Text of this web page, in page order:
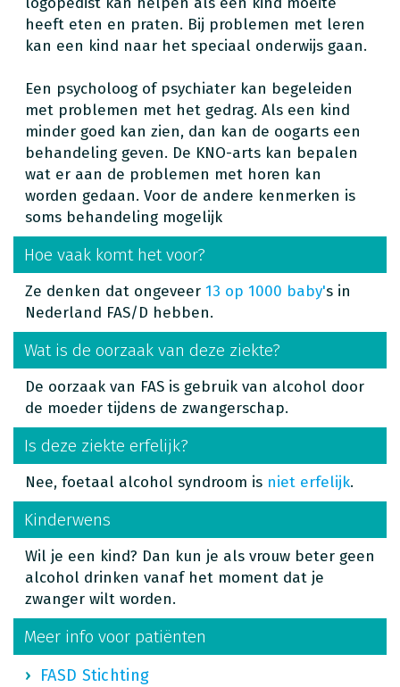
heeft eten en praten. Bij problemen met leren
kan een kind naar het speciaal onderwijs gaan.
Een psycholoog of psychiater kan begeleiden
met problemen met het gedrag. Als een kind
minder goed kan zien, dan kan de oogarts een
behandeling geven. De KNO-arts kan bepalen
wat er aan de problemen met horen kan
worden gedaan. Voor de andere kenmerken is
soms behandeling mogelijk
Hoe vaak komt het voor?
Ze denken dat ongeveer 13 op 1000 baby's in
Nederland FAS/D hebben.
Wat is de oorzaak van deze ziekte?
De oorzaak van FAS is gebruik van alcohol door
de moeder tijdens de zwangerschap.
Is deze ziekte erfelijk?
Nee, foetaal alcohol syndroom is niet erfelijk.
Kinderwens
Wil je een kind? Dan kun je als vrouw beter geen
alcohol drinken vanaf het moment dat je
zwanger wilt worden.
Meer info voor patiënten
FASD Stichting